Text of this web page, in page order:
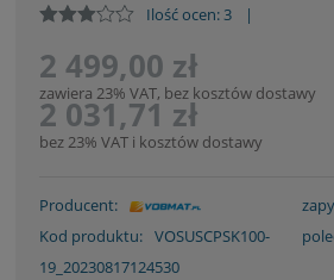
Ilość ocen: 3 |
2 499,00 zł
zawiera 23% VAT, bez kosztów dostawy
2 031,71 zł
bez 23% VAT i kosztów dostawy
Producent:
Kod produktu: VOSUSCPSK100-
19_20230817124530